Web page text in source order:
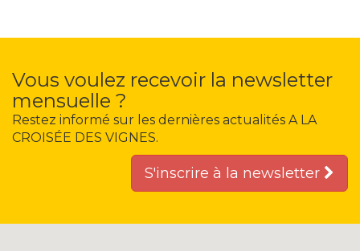
Vous voulez recevoir la newsletter
mensuelle ?
Restez informé sur les dernières actualités A LA
CROISÉE DES VIGNES.
S'inscrire à la newsletter